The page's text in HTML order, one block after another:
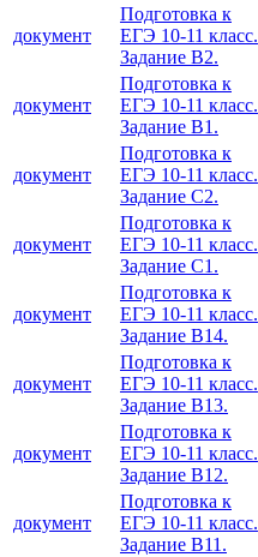
документ
Подготовка к
ЕГЭ 10-11 класс.
Задание В2.
документ
Подготовка к
ЕГЭ 10-11 класс.
Задание В1.
документ
Подготовка к
ЕГЭ 10-11 класс.
Задание С2.
документ
Подготовка к
ЕГЭ 10-11 класс.
Задание С1.
документ
Подготовка к
ЕГЭ 10-11 класс.
Задание В14.
документ
Подготовка к
ЕГЭ 10-11 класс.
Задание В13.
документ
Подготовка к
ЕГЭ 10-11 класс.
Задание В12.
документ
Подготовка к
ЕГЭ 10-11 класс.
Задание В11.